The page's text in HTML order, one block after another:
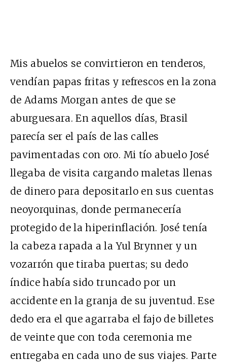
Mis abuelos se convirtieron en tenderos,
vendían papas fritas y refrescos en la zona
de Adams Morgan antes de que se
aburguesara. En aquellos días, Brasil
parecía ser el país de las calles
pavimentadas con oro. Mi tío abuelo José
llegaba de visita cargando maletas llenas
de dinero para depositarlo en sus cuentas
neoyorquinas, donde permanecería
protegido de la hiperinflación. José tenía
la cabeza rapada a la Yul Brynner y un
vozarrón que tiraba puertas; su dedo
índice había sido truncado por un
accidente en la granja de su juventud. Ese
dedo era el que agarraba el fajo de billetes
de veinte que con toda ceremonia me
entregaba en cada uno de sus viajes. Parte